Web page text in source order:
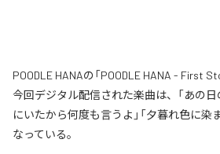
POODLE HANAの「POODLE HANA - First
今回デジタル配信された楽曲は、「あの日
にいたから何度も言うよ」「夕暮れ色に染
なっている。